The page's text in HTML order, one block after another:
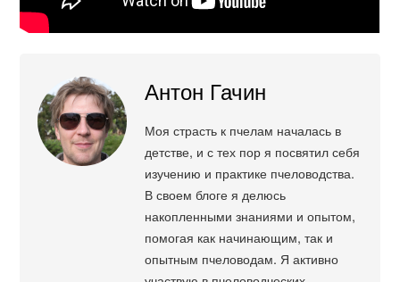
Антон Гачин
Моя страсть к пчелам началась в
детстве, и с тех пор я посвятил себя
изучению и практике пчеловодства.
В своем блоге я делюсь
накопленными знаниями и опытом,
помогая как начинающим, так и
опытным пчеловодам. Я активно